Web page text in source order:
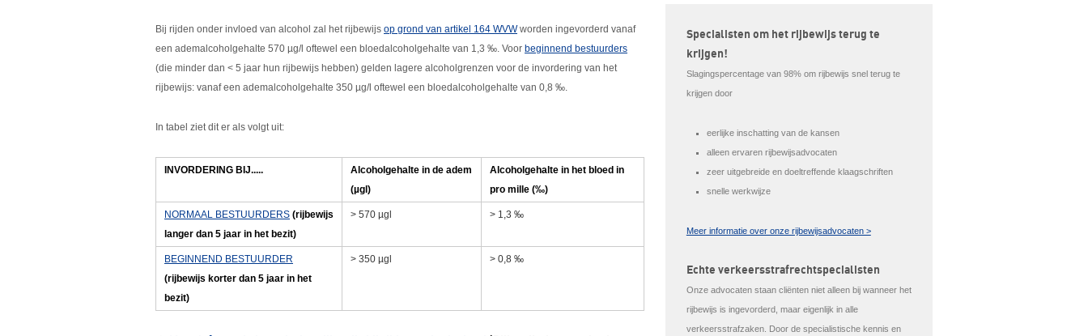
Bij rijden onder invloed van alcohol zal het rijbewijs op grond van artikel 164 WVWworden ingevorderd vanaf
een ademalcoholgehalte 570 µg/l oftewel een bloedalcoholgehalte van 1,3 ‰. Voor beginnend bestuurders
(die minder dan < 5 jaar hun rijbewijs hebben) gelden lagere alcoholgrenzen voor de invordering van het
rijbewijs: vanaf een ademalcoholgehalte 350 µg/l oftewel een bloedalcoholgehalte van 0,8 ‰.
In tabel ziet dit er als volgt uit:
INVORDERING BIJ.....
Alcoholgehalte in de adem
(µgl)
Alcoholgehalte in het bloed in
pro mille (‰)
NORMAAL BESTUURDERS (rijbewijs
langer dan 5 jaar in het bezit)
> 570 µgl > 1,3 ‰
BEGINNEND BESTUURDER
(rijbewijs korter dan 5 jaar in het
bezit)
> 350 µgl > 0,8 ‰
Specialisten om het rijbewijs terug te
krijgen!
Slagingspercentage van 98% om rijbewijs snel terug te
krijgen door
eerlijke inschatting van de kansen
alleen ervaren rijbewijsadvocaten
zeer uitgebreide en doeltreffende klaagschriften
snelle werkwijze
Meer informatie over onze rijbewijsadvocaten >
Echte verkeersstrafrechtspecialisten
Onze advocaten staan cliënten niet alleen bij wanneer het
rijbewijs is ingevorderd, maar eigenlijk in alle
verkeersstrafzaken. Door de specialistische kennis en